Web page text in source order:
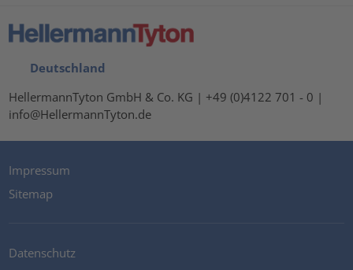
Deutschland
HellermannTyton GmbH & Co. KG | +49 (0)4122 701 - 0 |
info@HellermannTyton.de
Impressum
Sitemap
Datenschutz